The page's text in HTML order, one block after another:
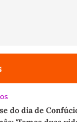
do dia de